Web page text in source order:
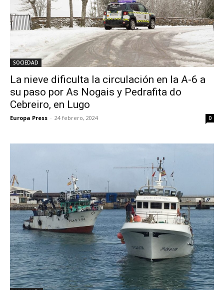
SOCIEDAD
La nieve dificulta la circulación en la A-6 a
su paso por As Nogais y Pedrafita do
Cebreiro, en Lugo
Europa Press - 24 febrero, 2024 0